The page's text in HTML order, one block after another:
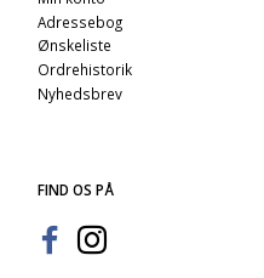
Adressebog
Ønskeliste
Ordrehistorik
Nyhedsbrev
FIND OS PÅ